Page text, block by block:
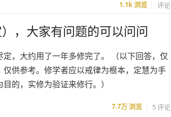
1.1k浏览 评论
，大家有问题的可以问问
，大约用了一年多修完了。 （以下回答，仅
供参考。修学者应以戒律为根本，定慧为手
的，实修为验证来修行。）
7.7万浏览 5 评论